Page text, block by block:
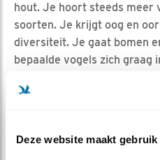
Deze website maakt
hout. Je hoort steeds meer
soorten. Je krijgt oog en
diversiteit. Je gaat bomen
bepaalde vogels zich graag
Waar je ook komt, overal